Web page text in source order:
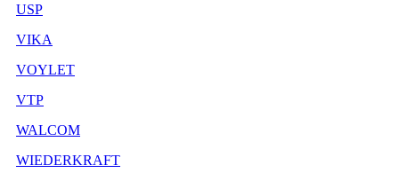
USP
VIKA
VOYLET
VTP
WALCOM
WIEDERKRAFT